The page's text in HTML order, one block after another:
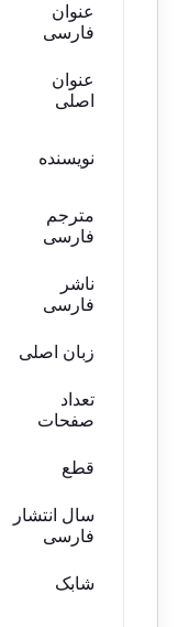
عنوان
فارسی
عنوان
اصلی
نویسنده
مترجم
فارسی
ناشر
فارسی
زبان اصلی
تعداد
صفحات
قطع
سال انتشار
فارسی
شابک